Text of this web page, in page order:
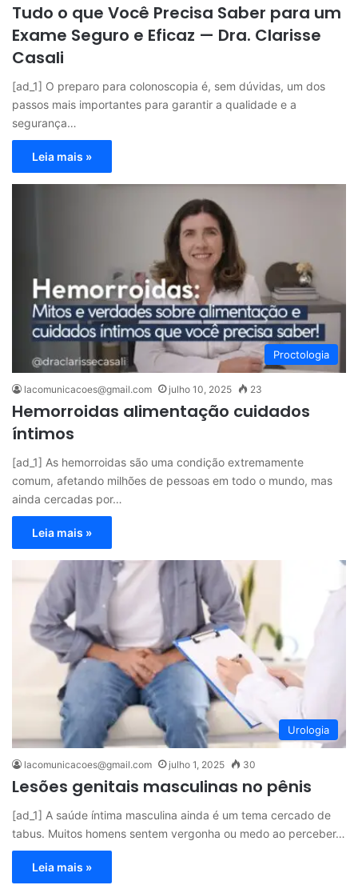
Tudo o que Você Precisa Saber para um
Exame Seguro e Eficaz — Dra. Clarisse
Casali
[ad_1] O preparo para colonoscopia é, sem dúvidas, um dos
passos mais importantes para garantir a qualidade e a
segurança…
Leia mais »
Proctologia
lacomunicacoes@gmail.com julho 10, 2025 23
Hemorroidas alimentação cuidados
íntimos
[ad_1] As hemorroidas são uma condição extremamente
comum, afetando milhões de pessoas em todo o mundo, mas
ainda cercadas por…
Leia mais »
Urologia
lacomunicacoes@gmail.com julho 1, 2025 30
Lesões genitais masculinas no pênis
[ad_1] A saúde íntima masculina ainda é um tema cercado de
tabus. Muitos homens sentem vergonha ou medo ao perceber…
Leia mais »